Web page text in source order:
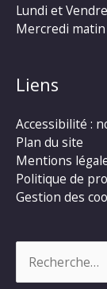
Lundi et
Mercredi
Liens
Accessibilité :
Plan du site
Mentions
Politique de
Gestion des